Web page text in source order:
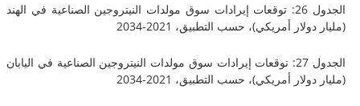
الجدول 26: توقعات إيرادات سوق مولدات النيتروجين الصناعية في الهند
أمريكي)، حسب التطبيق، 2021-2034
الجدول 27: توقعات إيرادات سوق مولدات النيتروجين الصناعية في اليابان
أمريكي)، حسب التطبيق، 2021-2034